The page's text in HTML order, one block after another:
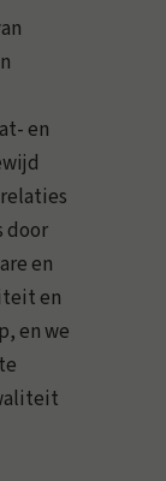
en
door
en
en
en we